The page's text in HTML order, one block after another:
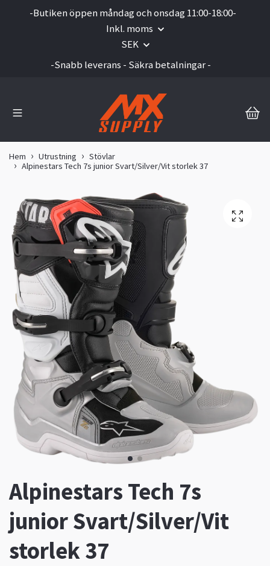
-Butiken öppen måndag och onsdag 11:00-18:00-
Inkl. moms
SEK
-Snabb leverans - Säkra betalningar -
Hem Utrustning
Stövlar
Alpinestars Tech 7s junior Svart/Silver/Vit storlek 37
Alpinestars Tech 7s
junior Svart/Silver/Vit
storlek 37